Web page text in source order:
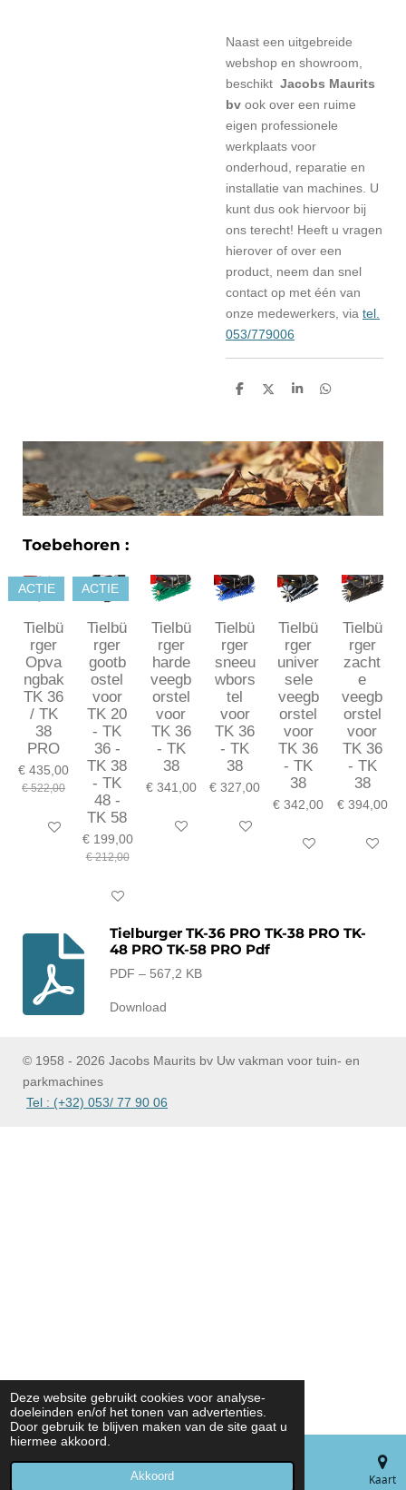
Deze website gebruikt cookies voor analyse-
doeleinden en/of het tonen van advertenties.
Door gebruik te blijven maken van de site gaat u
hiermee akkoord.
Akkoord
Naast een uitgebreide
webshop en showroom,
beschikt Jacobs Maurits
bv ook over een ruime
eigen professionele
werkplaats voor
onderhoud, reparatie en
installatie van machines. U
kunt dus ook hiervoor bij
ons terecht! Heeft u vragen
hierover of over een
product, neem dan snel
contact op met één van
onze medewerkers, via tel.
053/779006
D
n
D
S
e
D
n
Toebehoren :
ACTIE
Tielbü
rger
Opva
ngbak
TK 36
/ TK
38
PRO
€ 435,00
€ 522,00
In winkelwagen
ACTIE
Tielbü
rger
gootb
ostel
voor
TK 20
- TK
36 -
TK 38
- TK
48 -
TK 58
€ 199,00
€ 212,00
In winkelwagen
Tielbü
rger
harde
veegb
orstel
voor
TK 36
- TK
38
€ 341,00
In winkelwagen
Tielbü
rger
sneeu
wbors
tel
voor
TK 36
- TK
38
€ 327,00
In winkelwagen
Tielbü
rger
univer
sele
veegb
orstel
voor
TK 36
- TK
38
€ 342,00
In winkelwagen
Tielbü
rger
zacht
e
veegb
orstel
voor
TK 36
- TK
38
€ 394,00
In
Tielburger TK-36 PRO TK-38 PRO TK-
48 PRO TK-58 PRO Pdf
PDF – 567,2 KB
Download
© 1958 - 2026 Jacobs Maurits bv Uw vakman voor tuin- en
parkmachines
Tel : (+32) 053/ 77 90 06
Kaart